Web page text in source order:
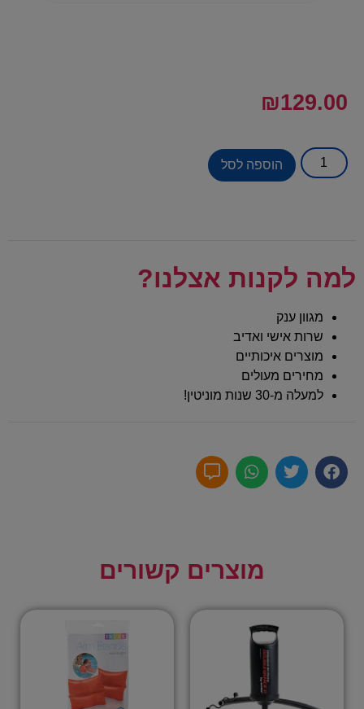
₪129.00
הוספה לסל
למה לקנות אצלנו?
מגוון ענק
שרות אישי ואדיב
מוצרים איכותיים
מחירים מעולים
למעלה מ-30 שנות מוניטין!
מוצרים קשורים